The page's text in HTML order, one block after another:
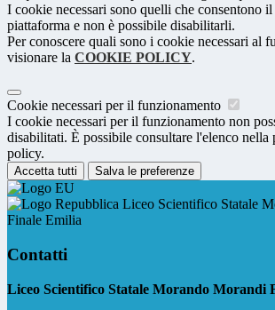
I cookie necessari sono quelli che consentono
piattaforma e non è possibile disabilitarli.
Per conoscere quali sono i cookie necessari al
visionare la COOKIE POLICY.
Cookie necessari per il funzionamento
I cookie necessari per il funzionamento non
disabilitati. È possibile consultare l'elenco nella
policy.
Accetta tutti Salva le preferenze
Liceo Scientifico Statale
Finale Emilia
Contatti
Liceo Scientifico Statale Morando Morandi